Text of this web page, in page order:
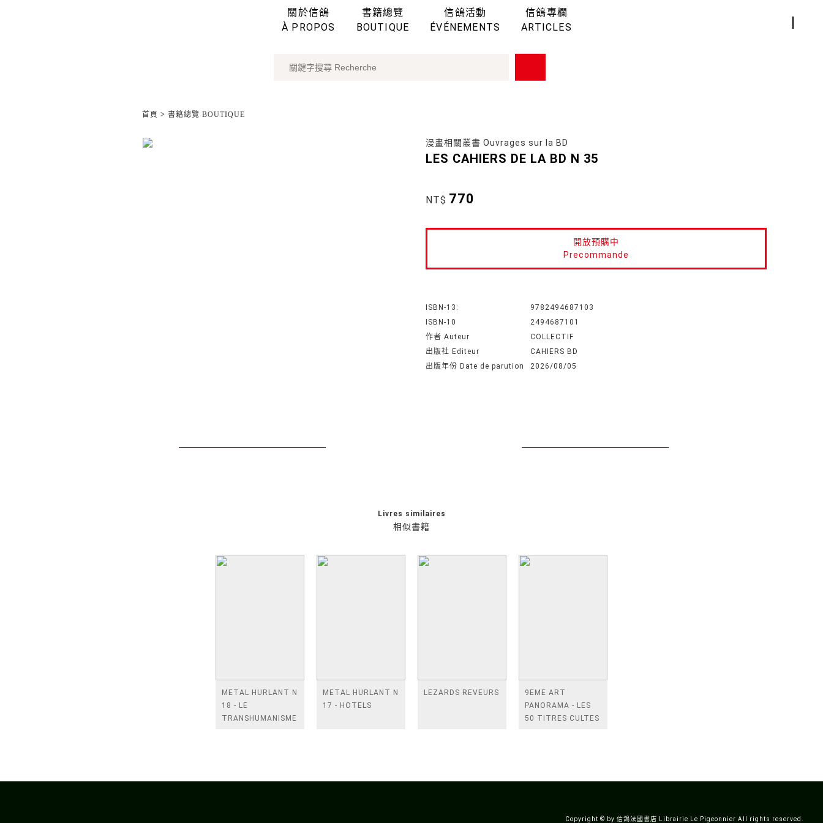
關於信鴿
À PROPOS
書籍總覽
BOUTIQUE
信鴿活動
ÉVÉNEMENTS
信鴿專欄
ARTICLES
首頁 > 書籍總覽 BOUTIQUE
漫畫相關叢書 Ouvrages sur la BD
LES CAHIERS DE LA BD N 35
NT$ 770
開放預購中
Precommande
ISBN-13:
9782494687103
ISBN-10
2494687101
作者 Auteur
COLLECTIF
出版社 Editeur
CAHIERS BD
出版年份 Date de parution
2026/08/05
相似書籍
Livres similaires
METAL HURLANT N
18 - LE
TRANSHUMANISME
METAL HURLANT N
17 - HOTELS
LEZARDS REVEURS
9EME ART
PANORAMA - LES
50 TITRES CULTES
Copyright © by 信鴿法國書店 Librairie Le Pigeonnier All rights reserved.